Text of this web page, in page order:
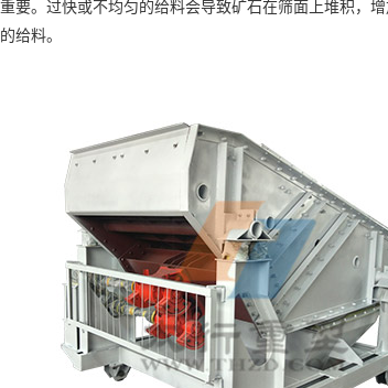
。过快或不均匀的给料会导致矿石在筛面上堆积，增
给料。